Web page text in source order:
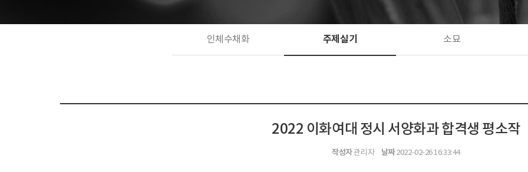
인체수채화 주제실기 소묘
2022 이화여대 정시 서양화과 합격생 평소작
작성자관리자 날짜2022-02-26 16:33:44